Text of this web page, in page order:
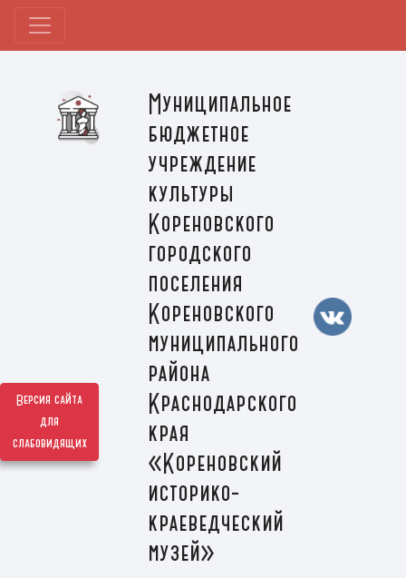
Версия сайта
для
слабовидящих
Муниципальное
бюджетное
учреждение
культуры
Кореновского
городского
поселения
Кореновского
муниципального
района
Краснодарского
края
«Кореновский
историко-
краеведческий
музей»